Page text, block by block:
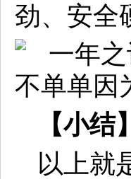
劲、安全
【小结】
以上就